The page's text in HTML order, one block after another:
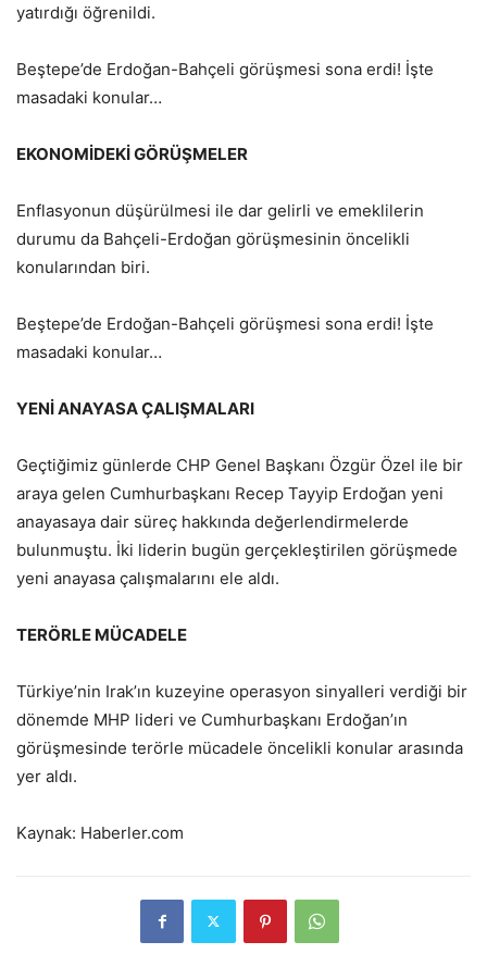
yatırdığı öğrenildi.
Beştepe’de Erdoğan-Bahçeli görüşmesi sona erdi! İşte
masadaki konular…
EKONOMİDEKİ GÖRÜŞMELER
Enflasyonun düşürülmesi ile dar gelirli ve emeklilerin
durumu da Bahçeli-Erdoğan görüşmesinin öncelikli
konularından biri.
Beştepe’de Erdoğan-Bahçeli görüşmesi sona erdi! İşte
masadaki konular…
YENİ ANAYASA ÇALIŞMALARI
Geçtiğimiz günlerde CHP Genel Başkanı Özgür Özel ile bir
araya gelen Cumhurbaşkanı Recep Tayyip Erdoğan yeni
anayasaya dair süreç hakkında değerlendirmelerde
bulunmuştu. İki liderin bugün gerçekleştirilen görüşmede
yeni anayasa çalışmalarını ele aldı.
TERÖRLE MÜCADELE
Türkiye’nin Irak’ın kuzeyine operasyon sinyalleri verdiği bir
dönemde MHP lideri ve Cumhurbaşkanı Erdoğan’ın
görüşmesinde terörle mücadele öncelikli konular arasında
yer aldı.
Kaynak: Haberler.com